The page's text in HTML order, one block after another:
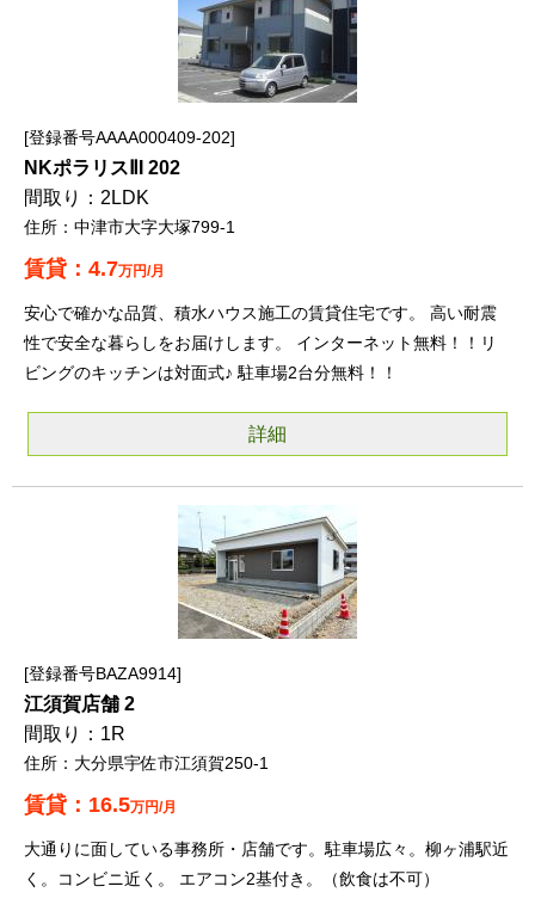
登録番号AAAA000409-202
NKポラリスⅡI 202
2LDK
中津市大字大塚799-1
4.7万円/月
安心で確かな品質、積水ハウス施工の賃貸住宅です。 高い耐震
性で安全な暮らしをお届けします。 インターネット無料！！リ
ビングのキッチンは対面式♪ 駐車場2台分無料！！
詳細
登録番号BAZA9914
江須賀店舗 2
1R
大分県宇佐市江須賀250-1
16.5万円/月
大通りに面している事務所・店舗です。駐車場広々。柳ヶ浦駅近
く。コンビニ近く。 エアコン2基付き。（飲食は不可）